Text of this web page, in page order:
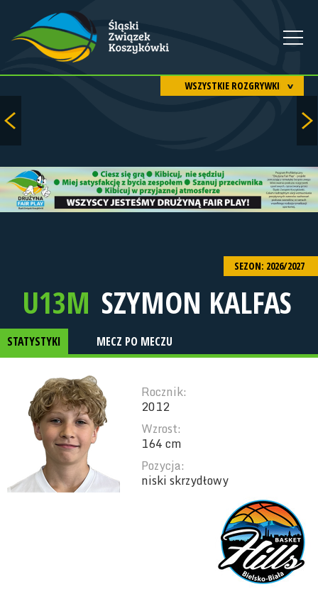
WSZYSTKIE ROZGRYWKI
SEZON: 2026/2027
U13M SZYMON KALFAS
STATYSTYKI MECZ PO MECZU
Rocznik:
2012
Wzrost:
164 cm
Pozycja:
niski skrzydłowy